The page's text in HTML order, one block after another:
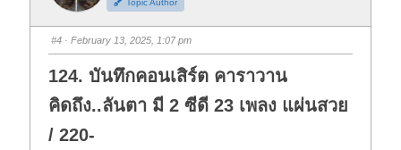
u
m
d
o
n
.
u
m
u
p
Topic Author
#4 · February 13, 2025, 1:07 pm
124. บันทึกคอนเสิร์ต คาราวาน
คิดถึง..ลันตา มี 2 ซีดี 23 เพลง แผ่นสวย
/ 220-